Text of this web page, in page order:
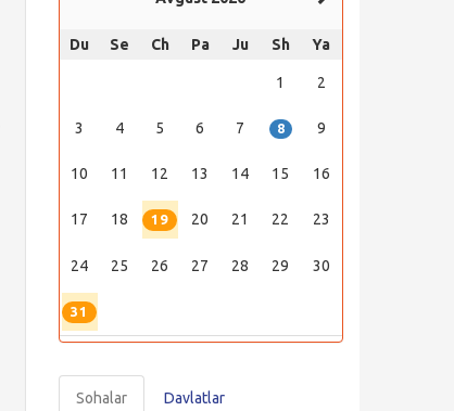
Du Se Ch Pa Ju Sh Ya
1 2
3 4 5 6 7 8 9
10 11 12 13 14 15 16
17 18 19 20 21 22 23
24 25 26 27 28 29 30
31
Sohalar Davlatlar